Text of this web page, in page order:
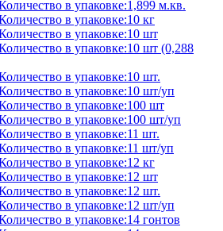
в упаковке:1,899 м.кв.
в упаковке:10 кг
в упаковке:10 шт
в упаковке:10 шт (0,288
в упаковке:10 шт.
в упаковке:10 шт/уп
в упаковке:100 шт
в упаковке:100 шт/уп
в упаковке:11 шт.
в упаковке:11 шт/уп
в упаковке:12 кг
в упаковке:12 шт
в упаковке:12 шт.
в упаковке:12 шт/уп
в упаковке:14 гонтов